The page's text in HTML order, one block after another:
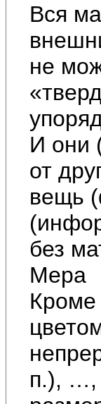
Вся
не
И они
от
вещь
без
Мера
п.), …,